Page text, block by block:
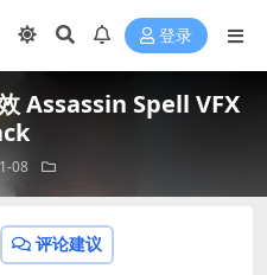
登录
Assassin Spell VFX
08
评论建议